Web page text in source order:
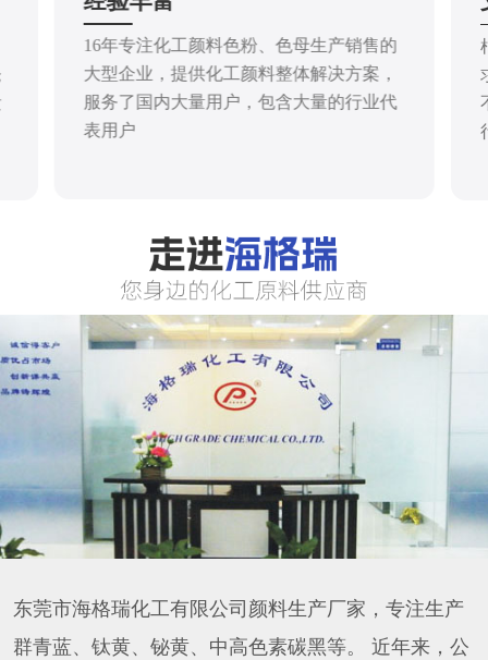
16年专注化工颜料色粉、色母生产销售的
大型企业，提供化工颜料整体解决方案，
服务了国内大量用户，包含大量的行业代
表用户
东莞市海格瑞化工有限公司颜料生产厂家，专注生产
群青蓝、钛黄、铋黄、中高色素碳黑等。 近年来，公